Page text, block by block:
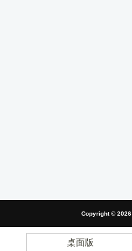
Copyright © 2026
桌面版